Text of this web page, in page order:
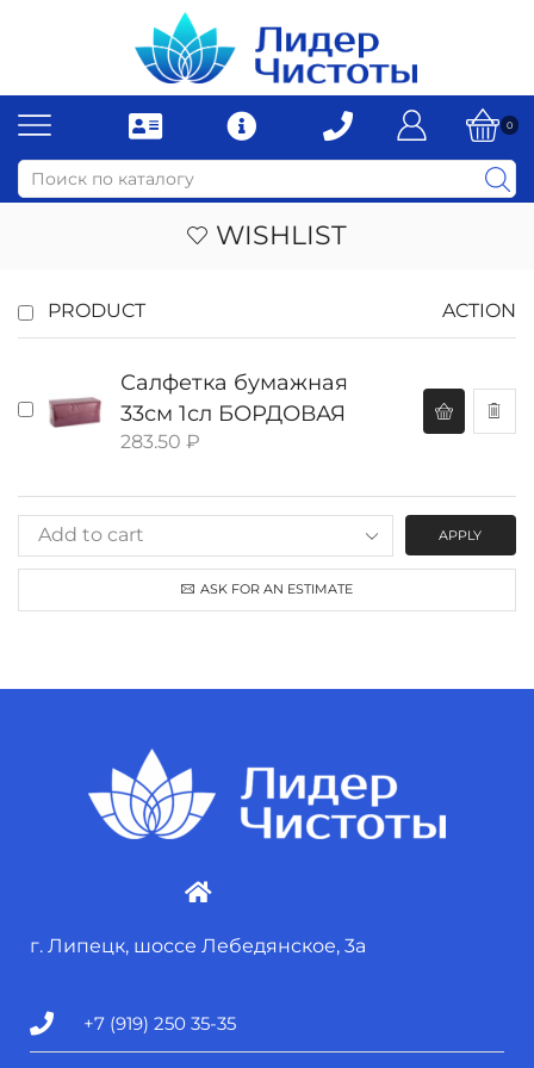
0
WISHLIST
PRODUCT ACTION
Салфетка бумажная
33см 1сл БОРДОВАЯ
283.50 ₽
APPLY
ASK FOR AN ESTIMATE
г. Липецк, шоссе Лебедянское, 3а
+7 (919) 250 35-35